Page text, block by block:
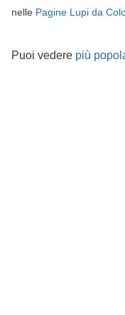
nelle Pagine Lupi da
Puoi vedere più